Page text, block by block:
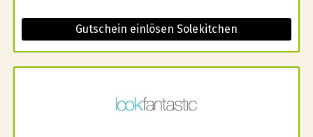
Gutschein einlösen Solekitchen